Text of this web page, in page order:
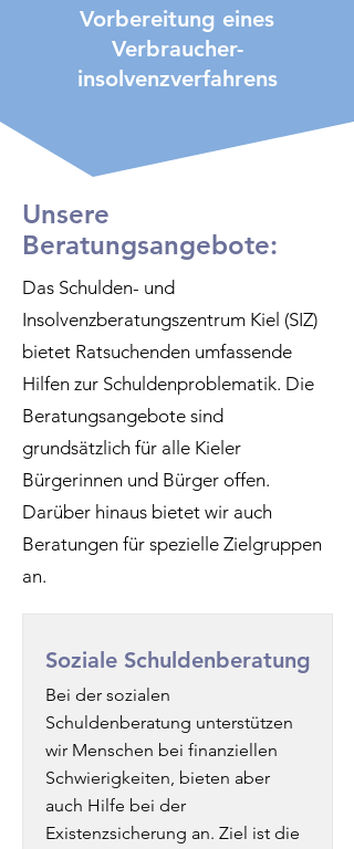
Vorbereitung eines
Verbraucher-
insolvenzverfahrens
Unsere
Beratungsangebote:
Das Schulden- und
Insolvenzberatungszentrum Kiel (SIZ)
bietet Ratsuchenden umfassende
Hilfen zur Schuldenproblematik. Die
Beratungsangebote sind
grundsätzlich für alle Kieler
Bürgerinnen und Bürger offen.
Darüber hinaus bietet wir auch
Beratungen für spezielle Zielgruppen
an.
Soziale Schuldenberatung
Bei der sozialen
Schuldenberatung unterstützen
wir Menschen bei finanziellen
Schwierigkeiten, bieten aber
auch Hilfe bei der
Existenzsicherung an. Ziel ist die